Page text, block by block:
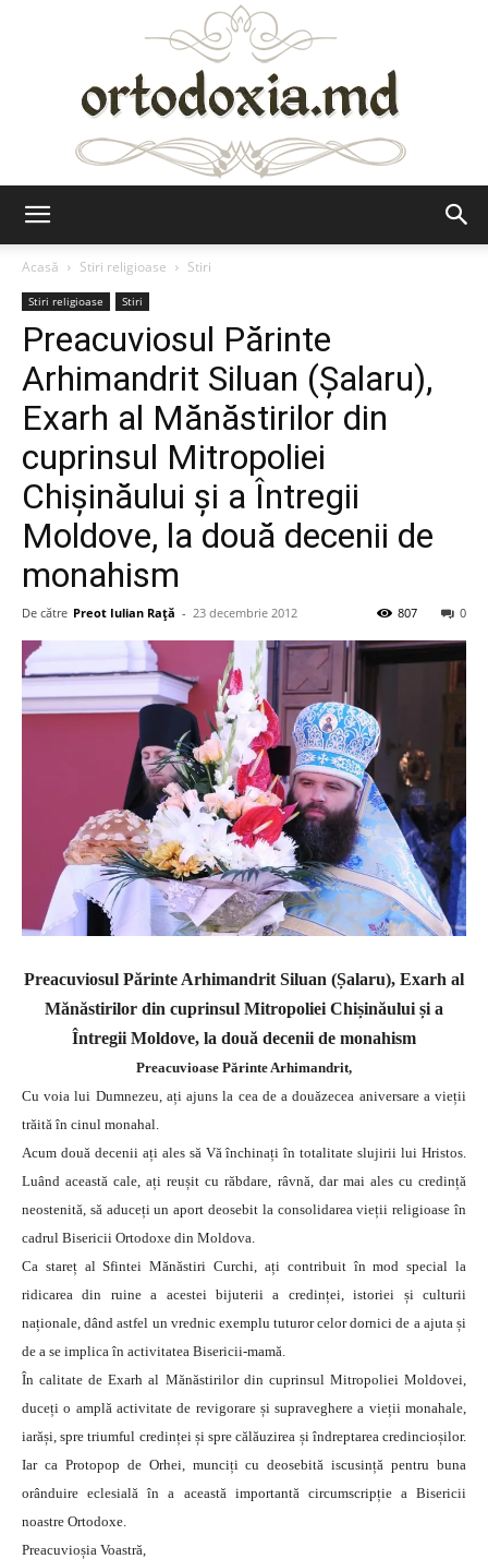
Acasă
Stiri religioase Stiri
Stiri religioase Stiri
Preacuviosul Părinte
Arhimandrit Siluan (Șalaru),
Exarh al Mănăstirilor din
cuprinsul Mitropoliei
Chișinăului și a Întregii
Moldove, la două decenii de
monahism
De către Preot Iulian Raţă - 23 decembrie 2012 0
807
Preacuviosul Părinte Arhimandrit Siluan (Șalaru), Exarh al
Mănăstirilor din cuprinsul Mitropoliei Chișinăului și a
Întregii Moldove, la două decenii de monahism
Preacuvioase Părinte Arhimandrit,
Cu voia lui Dumnezeu, ați ajuns la cea de a douăzecea aniversare a vieții
trăită în cinul monahal.
Acum două decenii ați ales să Vă închinați în totalitate slujirii lui Hristos.
Luând această cale, ați reușit cu răbdare, râvnă, dar mai ales cu credință
neostenită, să aduceți un aport deosebit la consolidarea vieții religioase în
cadrul Bisericii Ortodoxe din Moldova.
Ca stareț al Sfintei Mănăstiri Curchi, ați contribuit în mod special la
ridicarea din ruine a acestei bijuterii a credinței, istoriei și culturii
naționale, dând astfel un vrednic exemplu tuturor celor dornici de a ajuta și
de a se implica în activitatea Bisericii-mamă.
În calitate de Exarh al Mănăstirilor din cuprinsul Mitropoliei Moldovei,
duceți o amplă activitate de revigorare și supraveghere a vieții monahale,
iarăși, spre triumful credinței și spre călăuzirea și îndreptarea credincioșilor.
Iar ca Protopop de Orhei, munciți cu deosebită iscusință pentru buna
orânduire eclesială în a această importantă circumscripție a Bisericii
noastre Ortodoxe.
Preacuvioșia Voastră,